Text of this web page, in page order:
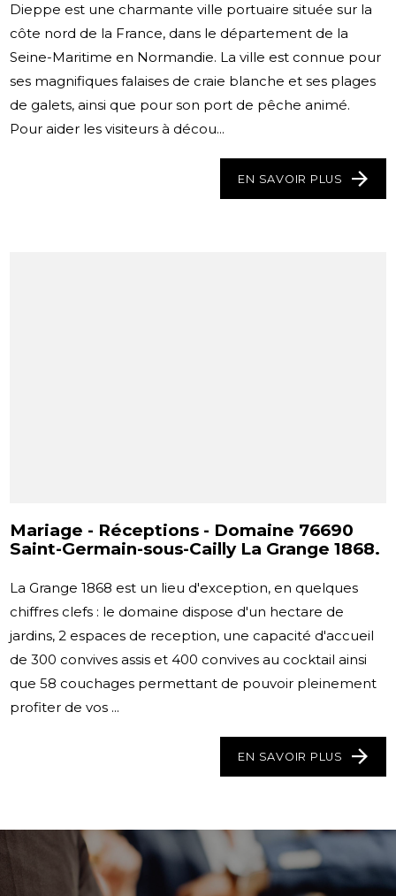
Dieppe est une charmante ville portuaire située sur la
côte nord de la France, dans le département de la
Seine-Maritime en Normandie. La ville est connue pour
ses magnifiques falaises de craie blanche et ses plages
de galets, ainsi que pour son port de pêche animé.
Pour aider les visiteurs à décou...
EN SAVOIR PLUS
Mariage - Réceptions - Domaine 76690
Saint-Germain-sous-Cailly La Grange 1868.
La Grange 1868 est un lieu d'exception, en quelques
chiffres clefs : le domaine dispose d'un hectare de
jardins, 2 espaces de reception, une capacité d'accueil
de 300 convives assis et 400 convives au cocktail ainsi
que 58 couchages permettant de pouvoir pleinement
profiter de vos ...
EN SAVOIR PLUS